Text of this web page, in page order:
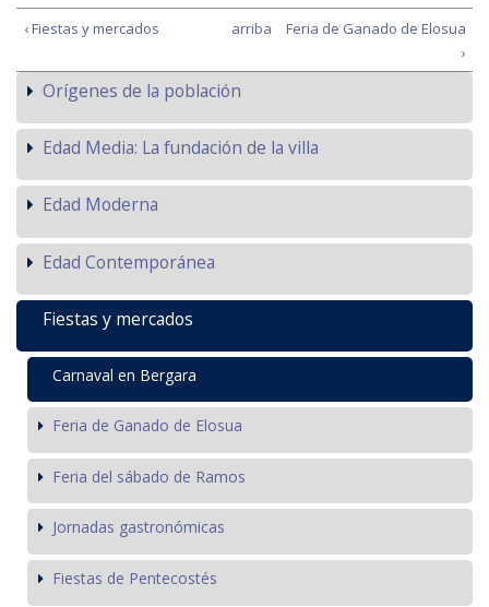
‹ Fiestas y mercados arriba
Feria de Ganado de Elosua
›
Orígenes de la población
Edad Media: La fundación de la villa
Edad Moderna
Edad Contemporánea
Fiestas y mercados
Carnaval en Bergara
Feria de Ganado de Elosua
Feria del sábado de Ramos
Jornadas gastronómicas
Fiestas de Pentecostés